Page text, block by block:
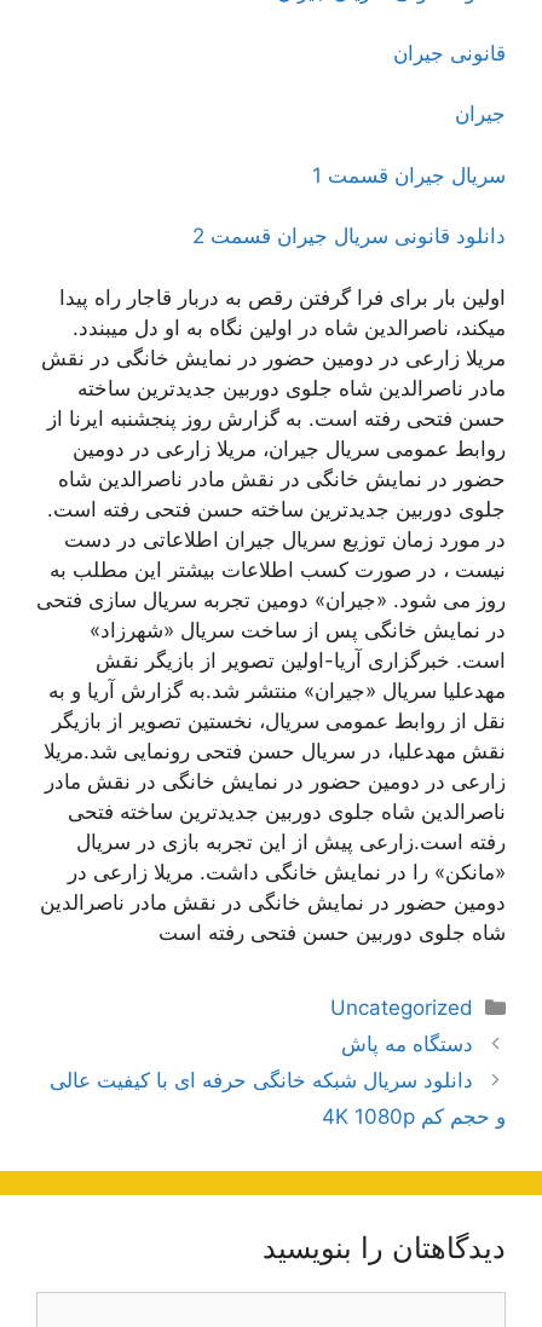
قانونی جیران
جیران
سریال جیران قسمت 1
دانلود قانونی سریال جیران قسمت 2
اولین بار برای فرا گرفتن رقص به دربار قاجار راه پیدا
میکند، ناصرالدین شاه در اولین نگاه به او دل میبندد.
مریلا زارعی در دومین حضور در نمایش خانگی در نقش
مادر ناصرالدین شاه جلوی دوربین جدیدترین ساخته
حسن فتحی رفته است. به گزارش روز پنجشنبه ایرنا از
روابط عمومی سریال جیران، مریلا زارعی در دومین
حضور در نمایش خانگی در نقش مادر ناصرالدین شاه
جلوی دوربین جدیدترین ساخته حسن فتحی رفته است.
در مورد زمان توزیع سریال جیران اطلاعاتی در دست
نیست ، در صورت کسب اطلاعات بیشتر این مطلب به
روز می شود. «جیران» دومین تجربه سریال سازی فتحی
در نمایش خانگی پس از ساخت سریال «شهرزاد»
است. خبرگزاری آریا-اولین تصویر از بازیگر نقش
مهدعلیا سریال «جیران» منتشر شد.به گزارش آریا و به
نقل از روابط عمومی سریال، نخستین تصویر از بازیگر
نقش مهدعلیا، در سریال حسن فتحی رونمایی شد.مریلا
زارعی در دومین حضور در نمایش خانگی در نقش مادر
ناصرالدین شاه جلوی دوربین جدیدترین ساخته فتحی
رفته است.زارعی پیش از این تجربه بازی در سریال
«مانکن» را در نمایش خانگی داشت. مریلا زارعی در
دومین حضور در نمایش خانگی در نقش مادر ناصرالدین
شاه جلوی دوربین حسن فتحی رفته است
دسته‌ها
Uncategorized
ناوبری
نوشته‌ها
دستگاه مه پاش
دانلود سریال شبکه خانگی حرفه ای با کیفیت عالی
و حجم کم 4K 1080p
دیدگاهتان را بنویسید